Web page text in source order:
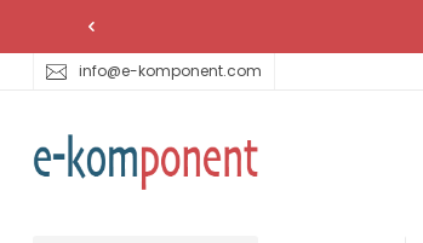
info@e-komponent.com